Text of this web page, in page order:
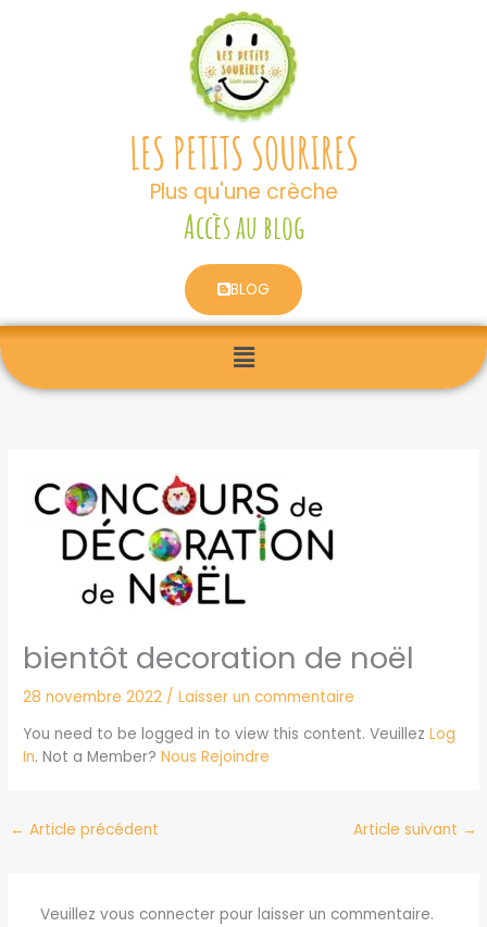
LES PETITS SOURIRES
Plus qu'une crèche
Accès au blog
BLOG
Menu
bientôt decoration de noël
28 novembre 2022 /Laisser un commentaire
You need to be logged in to view this content. VeuillezLog
In. Not a Member?Nous Rejoindre
← Article précédent Article suivant →
Veuillez vous connecter pour laisser un commentaire.